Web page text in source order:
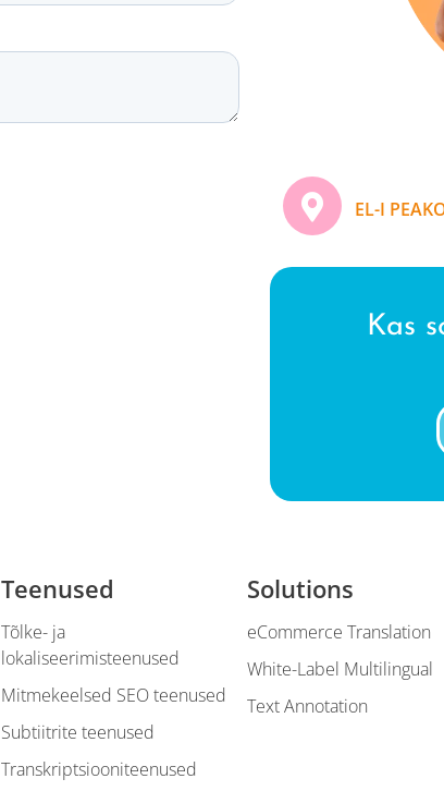
EL-I
Kas
Teenused
Tõlke- ja
lokaliseerimisteenused
Mitmekeelsed SEO teenused
Subtiitrite teenused
Transkriptsiooniteenused
Solutions
eCommerce Translation
White-Label Multilingual
Text Annotation